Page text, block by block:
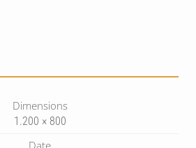
Dimensions
1.200 × 800
Date